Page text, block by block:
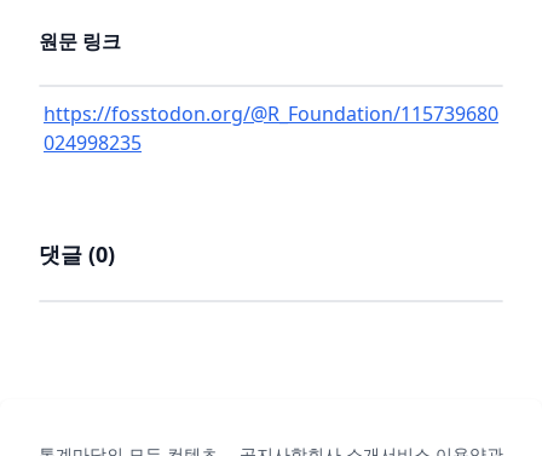
원문 링크
https://fosstodon.org/@R_Foundation/115739680
024998235
댓글 (0)